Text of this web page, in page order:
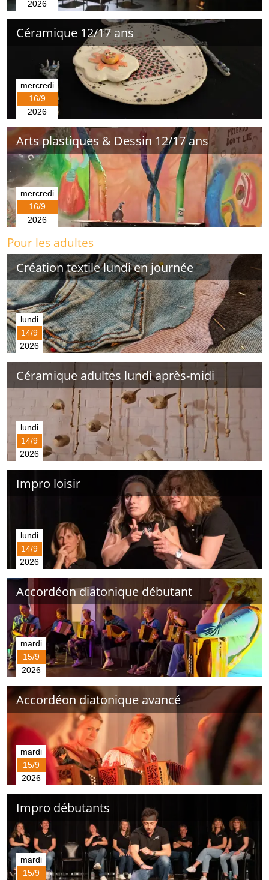
2026
Céramique 12/17 ans
mercredi
16/9
2026
Arts plastiques & Dessin 12/17 ans
mercredi
16/9
2026
Pour les adultes
Création textile lundi en journée
lundi
14/9
2026
Céramique adultes lundi après-midi
lundi
14/9
2026
Impro loisir
lundi
14/9
2026
Accordéon diatonique débutant
mardi
15/9
2026
Accordéon diatonique avancé
mardi
15/9
2026
Impro débutants
mardi
15/9